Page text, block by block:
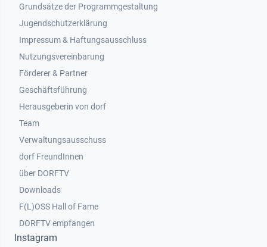
Grundsätze der Programmgestaltung
Jugendschutzerklärung
Impressum & Haftungsausschluss
Nutzungsvereinbarung
Footer 2
Förderer & Partner
Geschäftsführung
Herausgeberin von dorf
Team
Verwaltungsausschuss
dorf FreundInnen
Footer 3
über DORFTV
Downloads
F(L)OSS Hall of Fame
Footer 4
DORFTV empfangen
Instagram